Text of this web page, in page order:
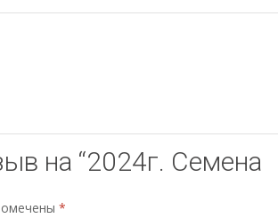
на “2024г. Семена
*